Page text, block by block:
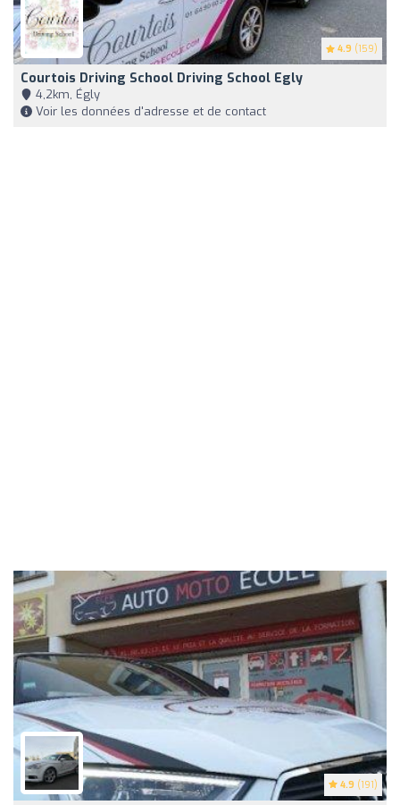
4.9 (159)
Courtois Driving School Driving School Egly
4,2km, Égly
Voir les données d'adresse et de contact
4.9 (191)